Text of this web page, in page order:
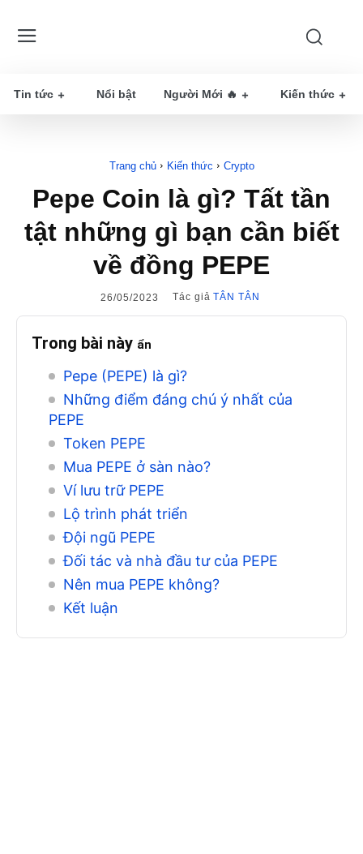
Tin tức Nổi bật Người Mới 🔥 Kiến thức
Trang chủ Kiến thức Crypto
Pepe Coin là gì? Tất tần
tật những gì bạn cần biết
về đồng PEPE
26/05/2023 Tác giả TÂN TÂN
Trong bài này ẩn
Pepe (PEPE) là gì?
Những điểm đáng chú ý nhất của
PEPE
Token PEPE
Mua PEPE ở sàn nào?
Ví lưu trữ PEPE
Lộ trình phát triển
Đội ngũ PEPE
Đối tác và nhà đầu tư của PEPE
Nên mua PEPE không?
Kết luận